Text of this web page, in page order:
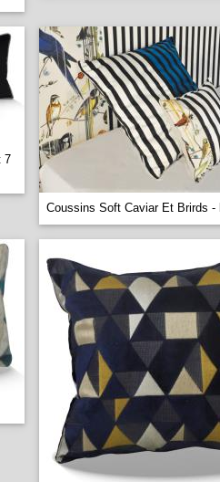
7
Coussins Soft Caviar Et Brirds -